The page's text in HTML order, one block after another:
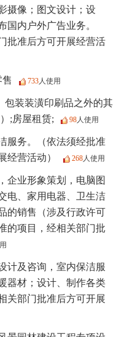
摄像；图文设计；设
国内户外广告业务。
批准后方可开展经营活
733人使用
包装装潢印刷品之外的其
;房屋租赁;
98人使用
服务。（依法须经批准
经营活动）
268人使用
企业形象策划，电脑图
电、家用电器、卫生洁
的销售（涉及行政许可
的项目，经相关部门批
计及咨询，室内保洁服
器材；设计、制作各类
关部门批准后方可开展